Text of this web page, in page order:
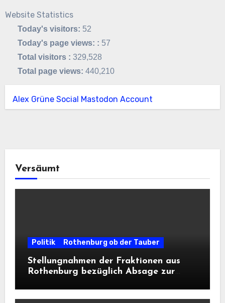
Website Statistics
Today's visitors: 52
Today's page views: : 57
Total visitors :329,528
Total page views:440,210
Alex Grüne Social Mastodon Account
Versäumt
Politik Rothenburg ob der Tauber
Stellungnahmen der Fraktionen aus
Rothenburg bezüglich Absage zur